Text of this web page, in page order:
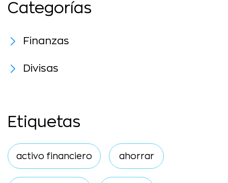
Categorías
Finanzas
Divisas
Etiquetas
activo financiero ahorrar